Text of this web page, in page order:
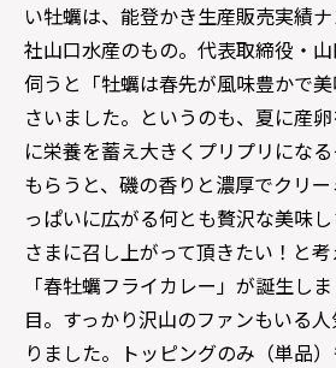
い牡蠣は、能登かき生産販売実績
社山口水産のもの。代表取締役・
伺うと「牡蠣は春先が風味豊かで
さいました。というのも、夏に産
に栄養を蓄え大きくプリプリにな
もらうと、磯の香りと濃厚でクリ
っぱいに広がる何とも贅沢な美味
さまに召し上がって頂きたい！と
「春牡蠣フライカレー」が誕生し
目。すっかり沢山のファンもいる
りました。トッピングのみ（単品